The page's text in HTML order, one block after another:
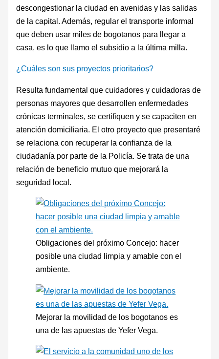
descongestionar la ciudad en avenidas y las salidas
de la capital. Además, regular el transporte informal
que deben usar miles de bogotanos para llegar a
casa, es lo que llamo el subsidio a la última milla.
¿Cuáles son sus proyectos prioritarios?
Resulta fundamental que cuidadores y cuidadoras de
personas mayores que desarrollen enfermedades
crónicas terminales, se certifiquen y se capaciten en
atención domiciliaria. El otro proyecto que presentaré
se relaciona con recuperar la confianza de la
ciudadanía por parte de la Policía. Se trata de una
relación de beneficio mutuo que mejorará la
seguridad local.
Obligaciones del próximo Concejo: hacer
posible una ciudad limpia y amable con el
ambiente.
Mejorar la movilidad de los bogotanos es
una de las apuestas de Yefer Vega.